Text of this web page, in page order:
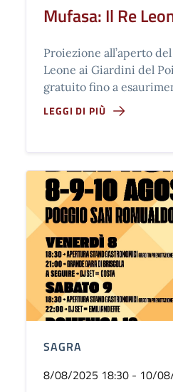
Mufasa: Il Re
Proiezione all’aperto
Leone ai Giardini del
gratuito fino a
LEGGI DI PIÙ
SAGRA
8/08/2025 18:30 - 10/